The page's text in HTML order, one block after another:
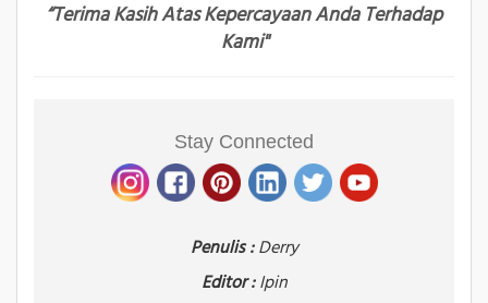
“Terima Kasih Atas Kepercayaan Anda Terhadap
Kami"
Stay Connected
Penulis :Derry
Editor :Ipin